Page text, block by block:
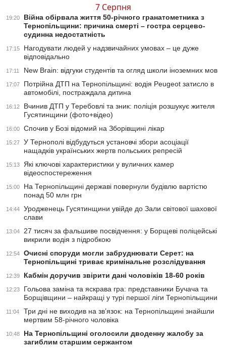
7 Серпня
19:20
Війна обірвала життя 50-річного гранатометника з
Тернопільщини: причина смерті – гостра серцево-
судинна недостатність
17:15
Нагодувати людей у надзвичайних умовах – це дуже
відповідально
17:11 New Brain: відгуки студентів та огляд школи іноземних мов
17:07
Потрійна ДТП на Тернопільщині: водія Peugeot затисло в
автомобілі, постраждала дитина
16:12
Вчинив ДТП у Теребовлі та зник: поліція розшукує жителя
Гусятинщини (фото+відео)
16:00 Спочив у Бозі відомий на Зборівщині лікар
15:27
У Тернополі відбудуться установчі збори асоціації
нащадків українських жертв польських репресій
15:13
Які ключові характеристики у вуличних камер
відеоспостереження
15:00
На Тернопільщині державі повернули будівлю вартістю
понад 50 млн грн
14:44
Уродженець Гусятинщини увійде до Зали світової шахової
слави
13:04
27 тисяч за фальшиве посвідчення: у Борщеві поліцейські
викрили водія з підробкою
12:54
Очисні споруди могли забруднювати Серет: на
Тернопільщині триває кримінальне розслідування
12:39 Кабмін доручив звірити дані чоловіків 18-60 років
12:23
Гольова заміна та яскрава гра: представники Бучача та
Борщівщини – найкращі у турі першої ліги Тернопільщини
11:04
Три дні не виходив на зв’язок: на Тернопільщині знайшли
мертвим 58-річного чоловіка
10:48
На Тернопільщині оголосили дводенну жалобу за
загиблим старшим сержантом